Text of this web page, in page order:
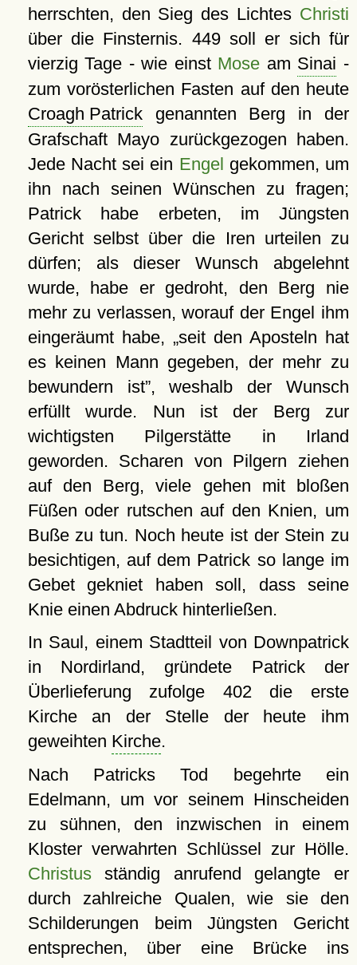
herrschten, den Sieg des Lichtes Christi
über die Finsternis. 449 soll er sich für
vierzig Tage - wie einst Mose am Sinai -
zum vorösterlichen Fasten auf den heute
Croagh Patrickgenannten Berg in der
Grafschaft Mayo zurückgezogen haben.
Jede Nacht sei ein Engel gekommen, um
ihn nach seinen Wünschen zu fragen;
Patrick habe erbeten, im Jüngsten
Gericht selbst über die Iren urteilen zu
dürfen; als dieser Wunsch abgelehnt
wurde, habe er gedroht, den Berg nie
mehr zu verlassen, worauf der Engel ihm
eingeräumt habe,
seit den Aposteln hat
es keinen Mann gegeben, der mehr zu
bewundern ist , weshalb der Wunsch
erfüllt wurde. Nun ist der Berg zur
wichtigsten Pilgerstätte in Irland
geworden. Scharen von Pilgern ziehen
auf den Berg, viele gehen mit bloßen
Füßen oder rutschen auf den Knien, um
Buße zu tun. Noch heute ist der Stein zu
besichtigen, auf dem Patrick so lange im
Gebet gekniet haben soll, dass seine
Knie einen Abdruck hinterließen.
In Saul, einem Stadtteil von Downpatrick
in Nordirland, gründete Patrick der
Überlieferung zufolge 402 die erste
Kirche an der Stelle der heute ihm
geweihten Kirche.
Nach Patricks Tod begehrte ein
Edelmann, um vor seinem Hinscheiden
zu sühnen, den inzwischen in einem
Kloster verwahrten Schlüssel zur Hölle.
Christusständig anrufend gelangte er
durch zahlreiche Qualen, wie sie den
Schilderungen beim Jüngsten Gericht
entsprechen, über eine Brücke ins